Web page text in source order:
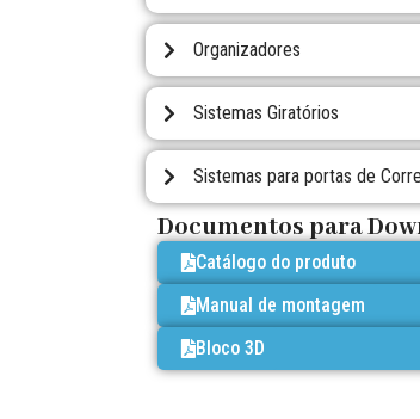
Organizadores
Sistemas Giratórios
Sistemas para portas de
Documentos para
Catálogo do produto
Manual de montagem
Bloco 3D